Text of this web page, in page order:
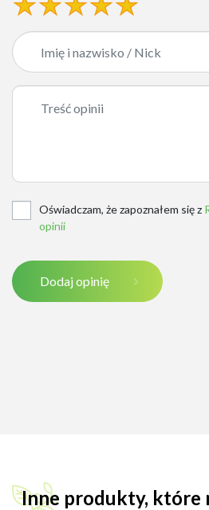
Oświadczam, że zapoznałem się z
opinii
Dodaj opinię
Inne produkty, które